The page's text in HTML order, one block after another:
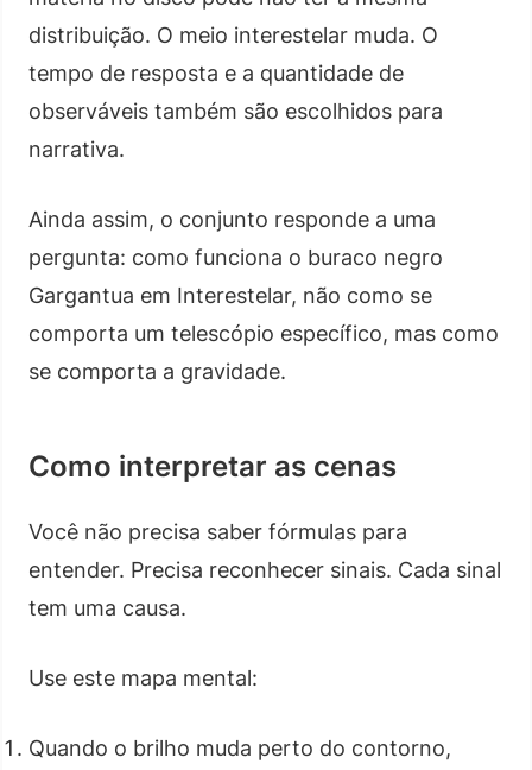
distribuição. O meio interestelar muda. O
tempo de resposta e a quantidade de
observáveis também são escolhidos para
narrativa.
Ainda assim, o conjunto responde a uma
pergunta: como funciona o buraco negro
Gargantua em Interestelar, não como se
comporta um telescópio específico, mas como
se comporta a gravidade.
Como interpretar as cenas
Você não precisa saber fórmulas para
entender. Precisa reconhecer sinais. Cada sinal
tem uma causa.
Use este mapa mental:
Quando o brilho muda perto do contorno,